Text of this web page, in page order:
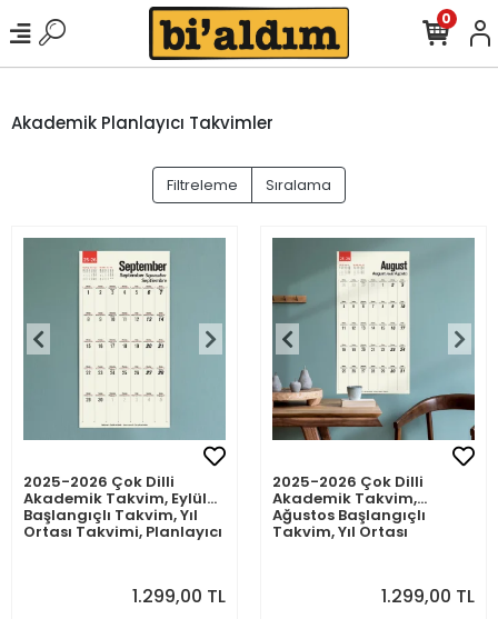
0
Akademik Planlayıcı Takvimler
Filtreleme Sıralama
2025-2026 Çok Dilli
Akademik Takvim, Eylül
Başlangıçlı Takvim, Yıl
Ortası Takvimi, Planlayıcı
Takvim, Önceki ve1.299,00 TL
2025-2026 Çok Dilli
Akademik Takvim,
Ağustos Başlangıçlı
Takvim, Yıl Ortası
İspanyolca Takvim, Eğitici
1.299,00 TL